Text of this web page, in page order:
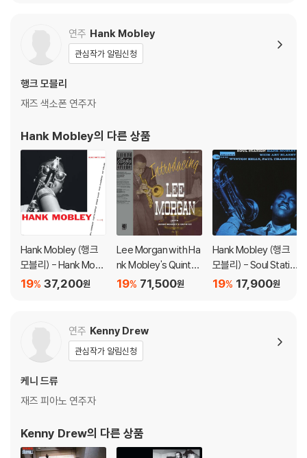
3) 컬러 디스크는 제작 과정에서 다른 색상 염료가 섞여 얼룩과 번짐, 반점
등이 발생할 수 있습니다.
1) 불량으로 인한 반품/교환 요청 시에는 불량 확인을 위해 개봉 시의 동영
상을 요청할 수 있으며, 동영상이 없는 경우 반품/교환이 제한될 수 있습니
관련 사진과 동영상 및 재생 기기 모델명을 첨부하여 첨부하여 고객센터에
문의 바랍니다.
2) LP는 잦은 배송 과정에서 재킷에 손상이 발생할 가능성이 높고 재판매
가 어려우므로 신중한 구매를 부탁드립니다.
연주 Hank Mobley
관심작가 알림신청
행크 모블리
재즈 색소폰 연주자
Hank Mobley의 다른 상품
Hank Mobley (행크
모블리) - Hank Mobl
ey [LP]37,200원
19%
Lee Morgan with Ha
nk Mobley's Quintet
(리 모건 & 행크 모빌리
71,500원
19%
Hank Mobley (행크
모블리) - Soul Statio
n
17,900원
19%
연주 Kenny Drew
관심작가 알림신청
케니 드류
재즈 피아노 연주자
Kenny Drew의 다른 상품